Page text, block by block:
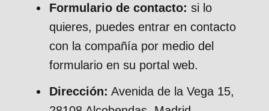
Formulario de contacto: si lo
quieres, puedes entrar en contacto
con la compañía por medio del
formulario en su portal web.
Dirección: Avenida de la Vega 15,